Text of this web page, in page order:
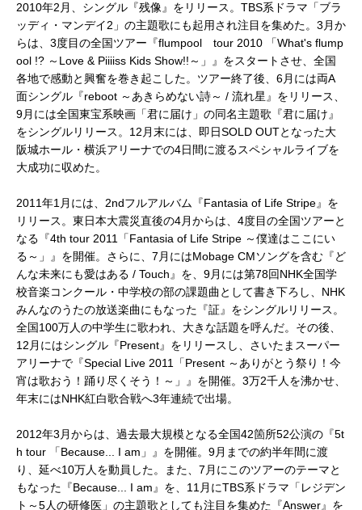
2010年2月、シングル『残像』をリリース。TBS系ドラマ「ブラ
ッディ・マンデイ2」の主題歌にも起用され注目を集めた。3月か
らは、3度目の全国ツアー『flumpool tour 2010 「What's flump
ool !? ～Love & Piiiiss Kids Show!!～」』をスタートさせ、全国
各地で感動と興奮を巻き起こした。ツアー終了後、6月には両A
面シングル『reboot ～あきらめない詩～ / 流れ星』をリリース、
9月には全国東宝系映画「君に届け」の同名主題歌『君に届け』
をシングルリリース。12月末には、即日SOLD OUTとなった大
阪城ホール・横浜アリーナでの4日間に渡るスペシャルライブを
大成功に収めた。
2011年1月には、2ndフルアルバム『Fantasia of Life Stripe』を
リリース。東日本大震災直後の4月からは、4度目の全国ツアーと
なる『4th tour 2011「Fantasia of Life Stripe ～僕達はここにい
る～」』を開催。さらに、7月にはMobage CMソングを含む『ど
んな未来にも愛はある / Touch』を、9月には第78回NHK全国学
校音楽コンクール・中学校の部の課題曲として書き下ろし、NHK
みんなのうたの放送楽曲にもなった『証』をシングルリリース。
全国100万人の中学生に歌われ、大きな話題を呼んだ。その後、
12月にはシングル『Present』をリリースし、さいたまスーパー
アリーナで『Special Live 2011「Present ～ありがとう祭り！今
宵は歌おう！踊り尽くそう！～」』を開催。3万2千人を沸かせ、
年末にはNHK紅白歌合戦へ3年連続で出場。
2012年3月からは、過去最大規模となる全国42箇所52公演の『5t
h tour 「Because... I am」』を開催。9月までの約半年間に渡
り、延べ10万人を動員した。また、7月にこのツアーのテーマと
もなった『Because... I am』を、11月にTBS系ドラマ「レジデン
ト～5人の研修医」の主題歌としても注目を集めた『Answer』を